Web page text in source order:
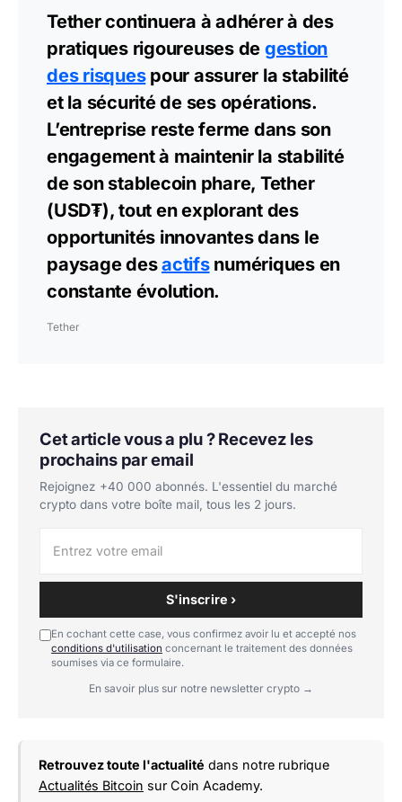
Tether continuera à adhérer à des
pratiques rigoureuses de gestion
des risquespour assurer la stabilité
et la sécurité de ses opérations.
L’entreprise reste ferme dans son
engagement à maintenir la stabilité
de son stablecoin phare, Tether
(USD₮), tout en explorant des
opportunités innovantes dans le
paysage desactifsnumériques en
constante évolution.
Tether
Cet article vous a plu ? Recevez les
prochains par email
Rejoignez +40 000 abonnés. L'essentiel du marché
crypto dans votre boîte mail, tous les 2 jours.
S'inscrire ›
En cochant cette case, vous confirmez avoir lu et accepté nos
conditions d'utilisation concernant le traitement des données
soumises via ce formulaire.
En savoir plus sur notre newsletter crypto →
Retrouvez toute l'actualité dans notre rubrique
Actualités Bitcoin sur Coin Academy.